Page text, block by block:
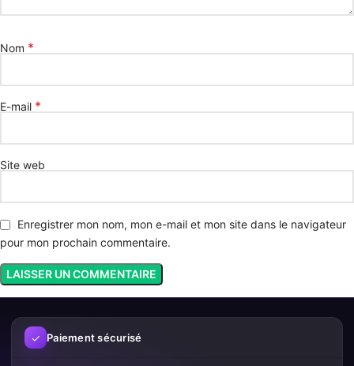
Nom *
E-mail *
Site web
Enregistrer mon nom, mon e-mail et mon site dans le navigateur
pour mon prochain commentaire.
✓ Paiement sécurisé